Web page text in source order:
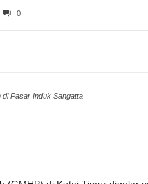
0
di Pasar Induk Sangatta